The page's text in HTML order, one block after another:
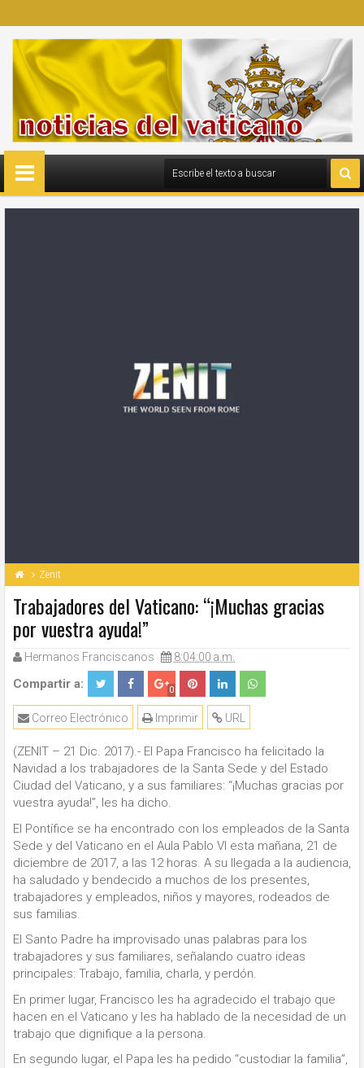
Zenit
Trabajadores del Vaticano: “¡Muchas gracias
por vuestra ayuda!”
Hermanos Franciscanos 8:04:00 a.m.
Compartir a: 0
URL
Imprimir
Correo Electrónico
(ZENIT – 21 Dic. 2017).- El Papa Francisco ha felicitado la
Navidad a los trabajadores de la Santa Sede y del Estado
Ciudad del Vaticano, y a sus familiares: “¡Muchas gracias por
vuestra ayuda!”, les ha dicho.
El Pontífice se ha encontrado con los empleados de la Santa
Sede y del Vaticano en el Aula Pablo VI esta mañana, 21 de
diciembre de 2017, a las 12 horas. A su llegada a la audiencia,
ha saludado y bendecido a muchos de los presentes,
trabajadores y empleados, niños y mayores, rodeados de
sus familias.
El Santo Padre ha improvisado unas palabras para los
trabajadores y sus familiares, señalando cuatro ideas
principales: Trabajo, familia, charla, y perdón.
En primer lugar, Francisco les ha agradecido el trabajo que
hacen en el Vaticano y les ha hablado de la necesidad de un
trabajo que dignifique a la persona.
En segundo lugar, el Papa les ha pedido “custodiar la familia”,